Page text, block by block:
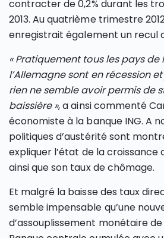
contracter de 0,2% durant les
2013. Au quatrième trimestre
enregistrait également un recul
« Pratiquement tous les pays de
l’Allemagne sont en récession
rien ne semble avoir permis de
baissière », a ainsi commenté
économiste à la banque ING. A
politiques d’austérité sont
expliquer l’état de la croissance
ainsi que son taux de chômage.
Et malgré la baisse des taux
semble impensable qu’une
d’assouplissement monétaire